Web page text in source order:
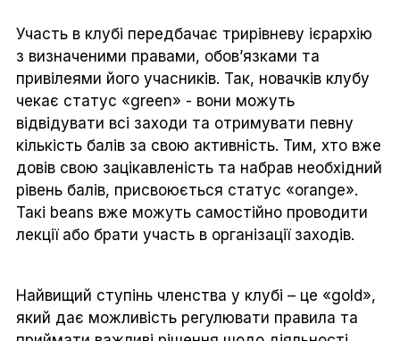
Участь в клубі передбачає трирівневу ієрархію
з визначеними правами, обов’язками та
привілеями його учасників. Так, новачків клубу
чекає статус «green» - вони можуть
відвідувати всі заходи та отримувати певну
кількість балів за свою активність. Тим, хто вже
довів свою зацікавленість та набрав необхідний
рівень балів, присвоюється статус «orange».
Такі beans вже можуть самостійно проводити
лекції або брати участь в організації заходів.
Найвищий ступінь членства у клубі – це «gold»,
який дає можливість регулювати правила та